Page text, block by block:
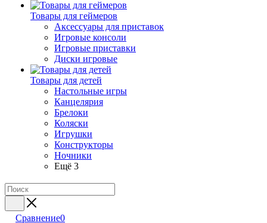
Товары для геймеров
Аксессуары для приставок
Игровые консоли
Игровые приставки
Диски игровые
Товары для детей
Настольные игры
Канцелярия
Брелоки
Коляски
Игрушки
Конструкторы
Ночники
Ещё 3
Сравнение0